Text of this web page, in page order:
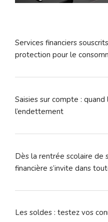
Services financiers
protection pour le
Saisies sur compte :
l’endettement
Dès la rentrée scolaire de
financière s’invite dans
Les soldes : testez vos